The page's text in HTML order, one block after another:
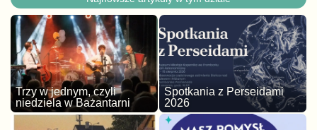
Trzy w jednym, czyli
niedziela w Bażantarni
Spotkania z Perseidami
2026